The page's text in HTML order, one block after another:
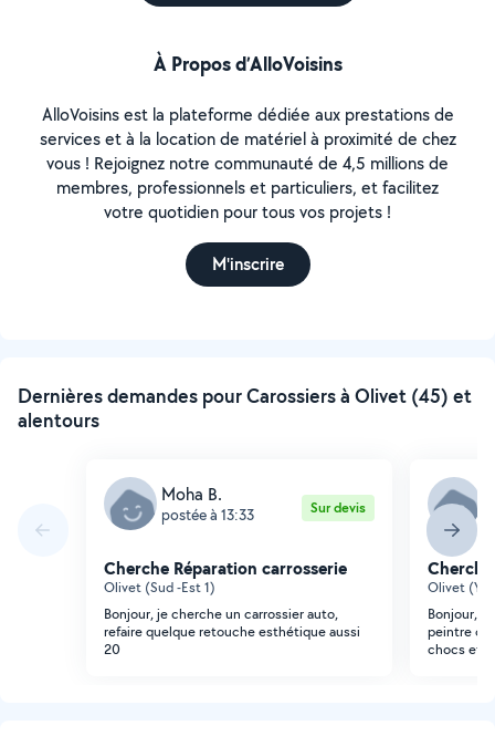
À Propos d’AlloVoisins
AlloVoisins est la plateforme dédiée aux prestations de
services et à la location de matériel à proximité de chez
vous ! Rejoignez notre communauté de 4,5 millions de
membres, professionnels et particuliers, et facilitez
votre quotidien pour tous vos projets !
M'inscrire
Dernières demandes pour Carossiers à Olivet (45) et
alentours
Moha B.
postée à 13:33 Sur devis
Cherche Réparation carrosserie
Olivet (Sud -Est 1)
Bonjour, je cherche un carrossier auto,
refaire quelque retouche esthétique aussi
20
Olivet
Bonjour,
peintre
chocs et